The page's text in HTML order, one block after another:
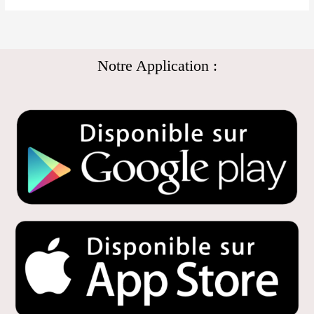
Notre Application :